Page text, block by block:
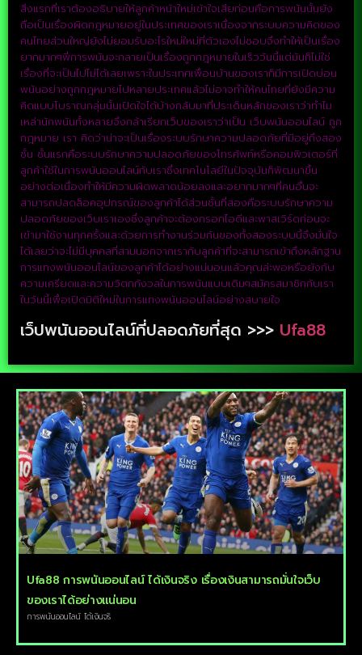
สิ่งแรกที่เราต้องอธิบายให้ลูกค้าหน้าใหม่เข้าใจเสียก่อนคือการพนันนั้นยัง
ถือเป็นเรื่องผิดกฎหมายอยู่ในประเทศของเราเนื่องจากระบบความคิดของ
คนไทยส่วนใหญ่ยังไม่ยอมรับอะไรใหม่ใหม่ที่ตัวเองไม่ชอบจึงทำให้เป็นเรื่อง
ยากมากๆพี่การพนันจะกลายเป็นเรื่องถูกกฎหมายในเร็ววันนี้แต่มันก็ไม่ใช่
เรื่องที่จะเป็นไปไม่ได้เลยเพราะในประเทศเพื่อนบ้านของเราก็มีการเปิดบ่อน
พนันอย่างถูกกฎหมายไปหลายประเทศแล้วไม่อาจทำให้คนไทยที่ยังมีความ
คิดแบบโบราณกลุ่มนั้นเปิดใจได้บ้างกลับมาที่ประเด็นหลักของเราว่าทำไม
เหล่านักพนันทั้งหลายจึงกล้าเรียกเว็บของเราว่าเป็น เว็บพนันออนไลน์ ถูก
กฎหมาย เรา คิดว่าน่าจะเป็นเรื่องระบบรักษาความปลอดภัยที่มีอยู่ถึงสอง
ชั้น ชั้นแรกคือระบบรักษาความปลอดภัยของโทรศัพท์หรือคอมพิวเตอร์ที่
ลูกค้าใช้ในการพนันออนไลน์กับเราซึ่งเทคโนโลยีในปัจจุบันก็พัฒนาขึ้น
อย่างต่อเนื่องทำให้มีความผิดพลาดน้อยลงและอยากมากๆที่คนอื่นจะ
สามารถปลดล็อคอุปกรณ์ของลูกค้าได้ส่วนชั้นที่สองคือระบบรักษาความ
ปลอดภัยของเว็บเราเองซึ่งลูกค้าจะต้องกรอกไอดีและพาสเวิร์ดก่อนจะ
เข้ามาใช้งานทุกครั้งและด้วยการทำงานร่วมกันของทั้งสองระบบนี้จึงมั่นใจ
ได้เลยว่าจะไม่มีบุคคลที่สามนอกจากเรากับลูกค้าที่จะสามารถเข้าถึงหลักฐาน
การแทงพนันออนไลน์ของลูกค้าได้อย่างแน่นอนแล้วคุณล่ะพอหรือยังกับ
ความเครียดและความวิตกกังวลในการพนันแบบเดิมๆสมัครสมาชิกกับเรา
ในวันนี้เพื่อเปิดมิติใหม่ในการแทงพนันออนไลน์อย่างสบายใจ
เว็ปพนันออนไลน์ที่ปลอดภัยที่สุด >>> Ufa88
Ufa88 การพนันออนไลน์ ได้เงินจริง เรื่องเงินสามารถมั่นใจเว็บ
ของเราได้อย่างแน่นอน
การพนันออนไลน์ ได้เงินจริ